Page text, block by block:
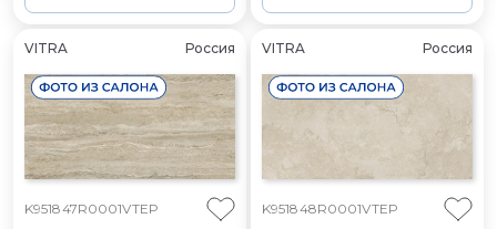
VITRA Россия
K951847R0001VTEP
VITRA Россия
K951848R0001VTEP